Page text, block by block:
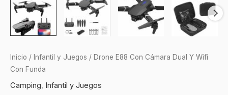
Inicio / Infantil y Juegos / Drone E88 Con Cámara Dual Y Wifi
Con Funda
Camping, Infantil y Juegos